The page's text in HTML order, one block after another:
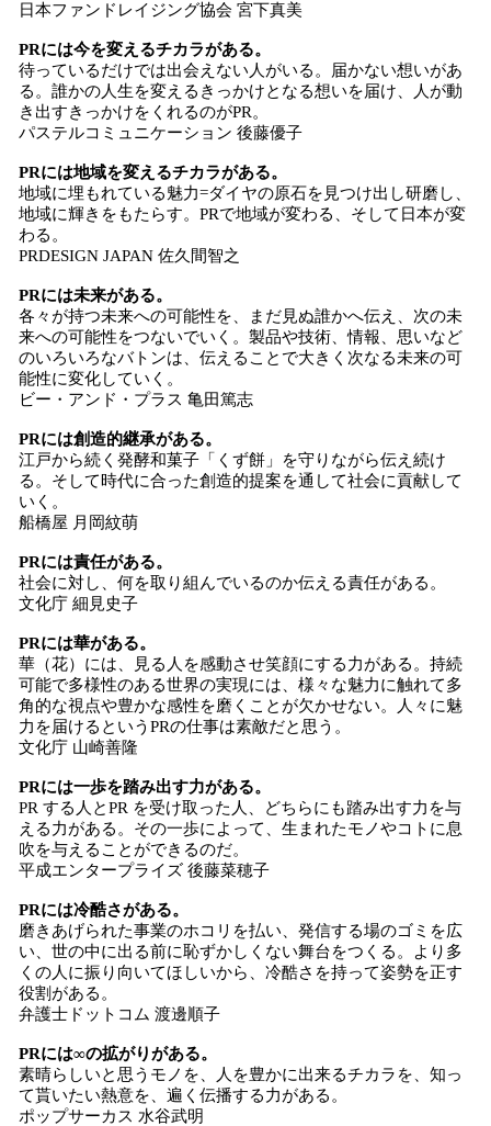
日本ファンドレイジング協会 宮下真美
PRには今を変えるチカラがある。
待っているだけでは出会えない人がいる。届かない想いがあ
る。誰かの人生を変えるきっかけとなる想いを届け、人が動
き出すきっかけをくれるのがPR。
パステルコミュニケーション 後藤優子
PRには地域を変えるチカラがある。
地域に埋もれている魅力=ダイヤの原石を見つけ出し研磨し、
地域に輝きをもたらす。PRで地域が変わる、そして日本が変
わる。
PRDESIGN JAPAN 佐久間智之
PRには未来がある。
各々が持つ未来への可能性を、まだ見ぬ誰かへ伝え、次の未
来への可能性をつないでいく。製品や技術、情報、思いなど
のいろいろなバトンは、伝えることで大きく次なる未来の可
能性に変化していく。
ビー・アンド・プラス 亀田篤志
PRには創造的継承がある。
江戸から続く発酵和菓子「くず餅」を守りながら伝え続け
る。そして時代に合った創造的提案を通して社会に貢献して
いく。
船橋屋 月岡紋萌
PRには責任がある。
社会に対し、何を取り組んでいるのか伝える責任がある。
文化庁 細見史子
PRには華がある。
華（花）には、見る人を感動させ笑顔にする力がある。持続
可能で多様性のある世界の実現には、様々な魅力に触れて多
角的な視点や豊かな感性を磨くことが欠かせない。人々に魅
力を届けるというPRの仕事は素敵だと思う。
文化庁 山崎善隆
PRには一歩を踏み出す力がある。
PR する人とPR を受け取った人、どちらにも踏み出す力を与
える力がある。その一歩によって、生まれたモノやコトに息
吹を与えることができるのだ。
平成エンタープライズ 後藤菜穂子
PRには冷酷さがある。
磨きあげられた事業のホコリを払い、発信する場のゴミを広
い、世の中に出る前に恥ずかしくない舞台をつくる。より多
くの人に振り向いてほしいから、冷酷さを持って姿勢を正す
役割がある。
弁護士ドットコム 渡邊順子
PRには∞の拡がりがある。
素晴らしいと思うモノを、人を豊かに出来るチカラを、知っ
て貰いたい熱意を、遍く伝播する力がある。
ポップサーカス 水谷武明